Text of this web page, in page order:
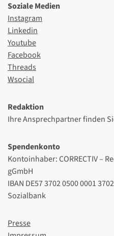
Soziale Medien
Instagram
Linkedin
Youtube
Facebook
Threads
Wsocial
Redaktion
Ihre Ansprechpartner finden
Spendenkonto
Kontoinhaber: CORRECTIV –
gGmbH
IBAN DE57 3702 0500 0001
Sozialbank
Presse